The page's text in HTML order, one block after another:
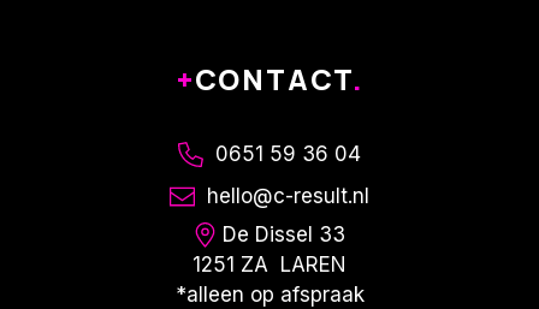
+CONTACT.
0651 59 36 04
hello@c-result.nl
De Dissel 33
1251 ZA LAREN
*alleen op afspraak